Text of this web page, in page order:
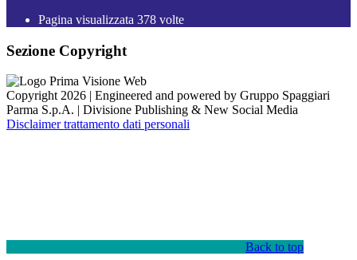
Pagina visualizzata 378 volte
Sezione Copyright
Copyright 2026 | Engineered and powered by Gruppo Spaggiari
Parma S.p.A. | Divisione Publishing & New Social Media
Disclaimer trattamento dati personali
Back to top